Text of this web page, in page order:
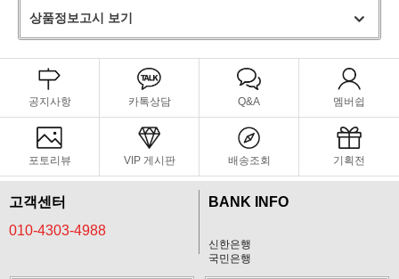
상품정보고시 보기
공지사항 카톡상담 Q&A 멤버쉽
포토리뷰 VIP 게시판 배송조회 기획전
고객센터
010-4303-4988
BANK INFO
신한은행
국민은행